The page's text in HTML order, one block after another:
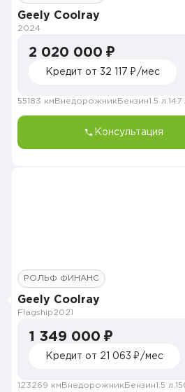
Geely Coolray
2024
2 020 000 ₽
Кредит от 32 117 ₽/мес
55183 км Внедорожник Бензин1.5 л. 147
Консультация
РОЛЬФ ФИНАНС
Geely Coolray
Flagship2021
1 349 000 ₽
Кредит от 21 063 ₽/мес
123269 км Внедорожник Бензин1.5 л.